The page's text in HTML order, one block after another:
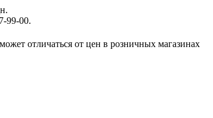
99-00.
отличаться от цен в розничных магазинах